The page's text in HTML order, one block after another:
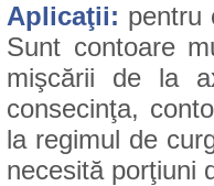
Aplicaţii: pentru
Sunt contoare
mişcării de la
consecinţa,
la regimul de
necesită porţiuni